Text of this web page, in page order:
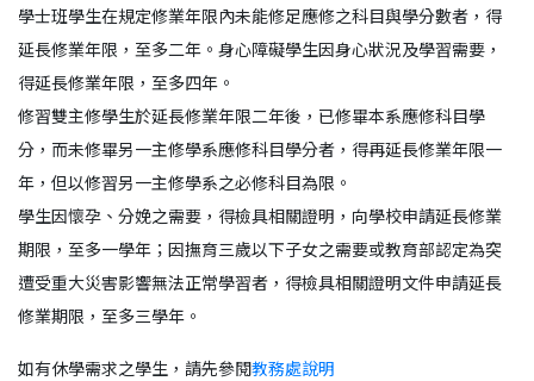
學士班學生在規定修業年限內未能修足應修之科目與學分數者，得
延長修業年限，至多二年。身心障礙學生因身心狀況及學習需要，
得延長修業年限，至多四年。
修習雙主修學生於延長修業年限二年後，已修畢本系應修科目學
分，而未修畢另一主修學系應修科目學分者，得再延長修業年限一
年，但以修習另一主修學系之必修科目為限。
學生因懷孕、分娩之需要，得檢具相關證明，向學校申請延長修業
期限，至多一學年；因撫育三歲以下子女之需要或教育部認定為突
遭受重大災害影響無法正常學習者，得檢具相關證明文件申請延長
修業期限，至多三學年。
如有休學需求之學生，請先參閱教務處說明